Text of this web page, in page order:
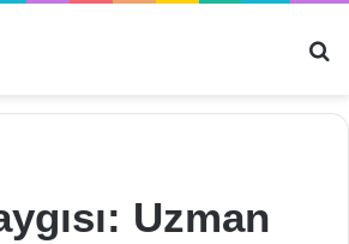
Uzman